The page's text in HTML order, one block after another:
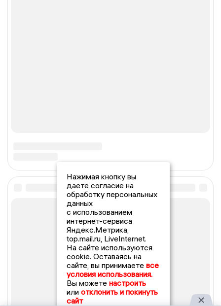
Нажимая кнопку вы
даете согласие на
обработку персональных
данных
с использованием
интернет-сервиса
Яндекс.Метрика,
top.mail.ru, LiveInternet.
На сайте используются
cookie. Оставаясь на
сайте, вы принимаете все
условия использования.
Вы можете настроить
или отклонить и покинуть
сайт